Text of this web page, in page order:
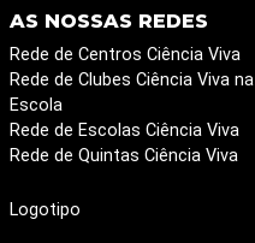
AS NOSSAS REDES
Rede de Centros Ciência Viva
Rede de Clubes Ciência Viva na
Escola
Rede de Escolas Ciência Viva
Rede de Quintas Ciência Viva
Logotipo